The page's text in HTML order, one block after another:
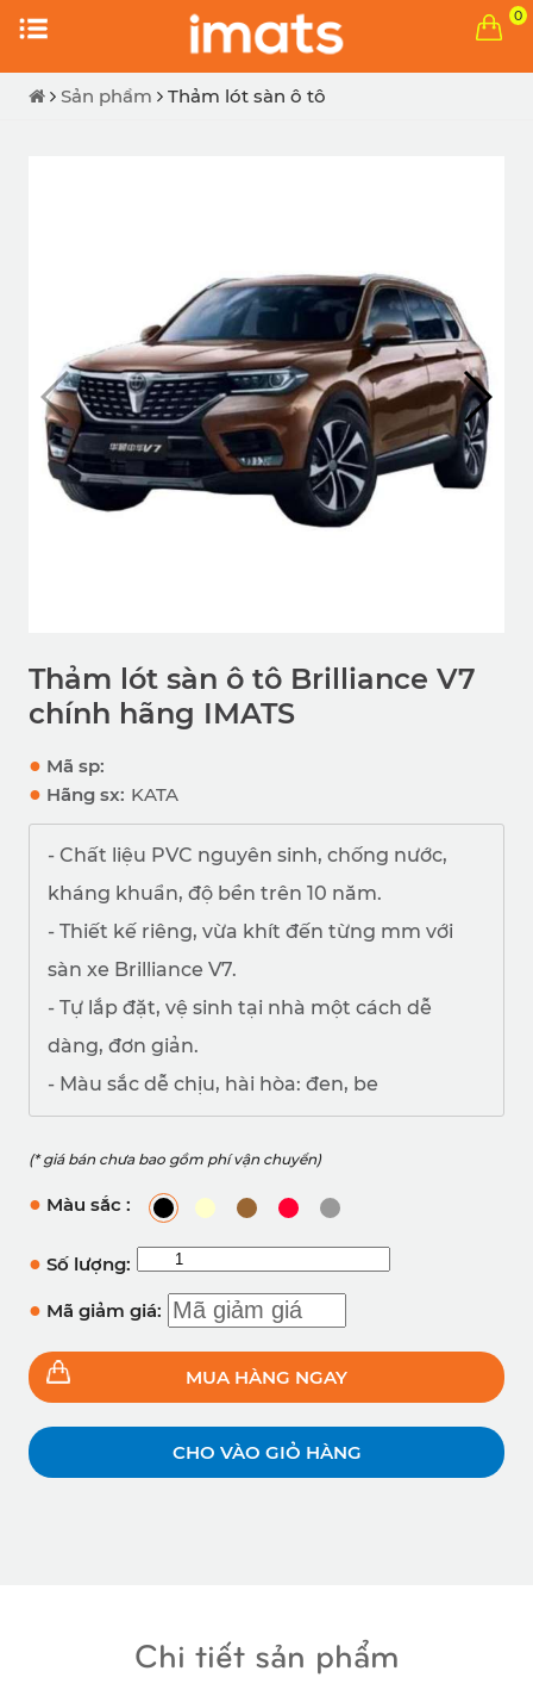
0
Sản phẩm Thảm lót sàn ô tô
Thảm lót sàn ô tô Brilliance V7
chính hãng IMATS
● Mã sp:
● Hãng sx: KATA
- Chất liệu PVC nguyên sinh, chống nước,
kháng khuẩn, độ bền trên 10 năm.
- Thiết kế riêng, vừa khít đến từng mm với
sàn xe Brilliance V7.
- Tự lắp đặt, vệ sinh tại nhà một cách dễ
dàng, đơn giản.
- Màu sắc dễ chịu, hài hòa: đen, be
(* giá bán chưa bao gồm phí vận chuyển)
● Màu sắc :
● Số lượng:
● Mã giảm giá:
MUA HÀNG NGAY
CHO VÀO GIỎ HÀNG
Chi tiết sản phẩm